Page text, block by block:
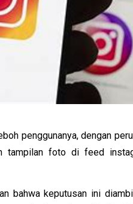
penggunanya, dengan
tampilan foto di feed
bahwa keputusan ini